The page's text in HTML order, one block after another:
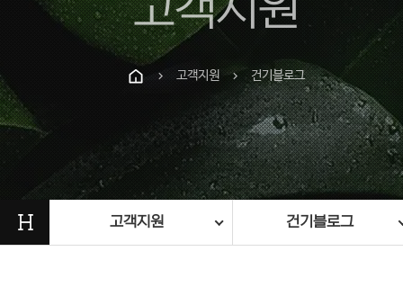
고객지원
chevron_right 고객지원 chevron_right 건기블로그
H 고객지원 건기블로그